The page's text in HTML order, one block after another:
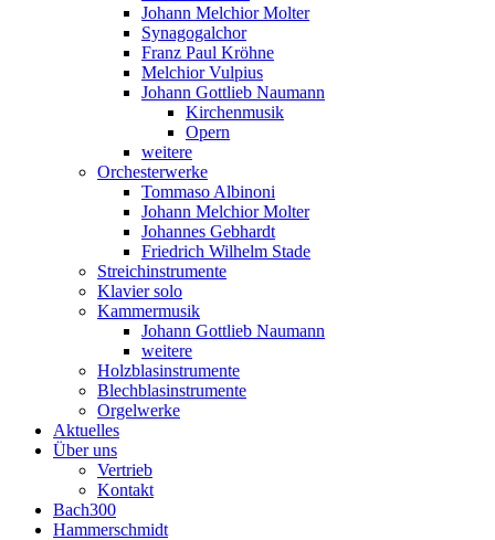
Johann Melchior Molter
Synagogalchor
Franz Paul Kröhne
Melchior Vulpius
Johann Gottlieb Naumann
Kirchenmusik
Opern
weitere
Orchesterwerke
Tommaso Albinoni
Johann Melchior Molter
Johannes Gebhardt
Friedrich Wilhelm Stade
Streichinstrumente
Klavier solo
Kammermusik
Johann Gottlieb Naumann
weitere
Holzblasinstrumente
Blechblasinstrumente
Orgelwerke
Aktuelles
Über uns
Vertrieb
Kontakt
Bach300
Hammerschmidt